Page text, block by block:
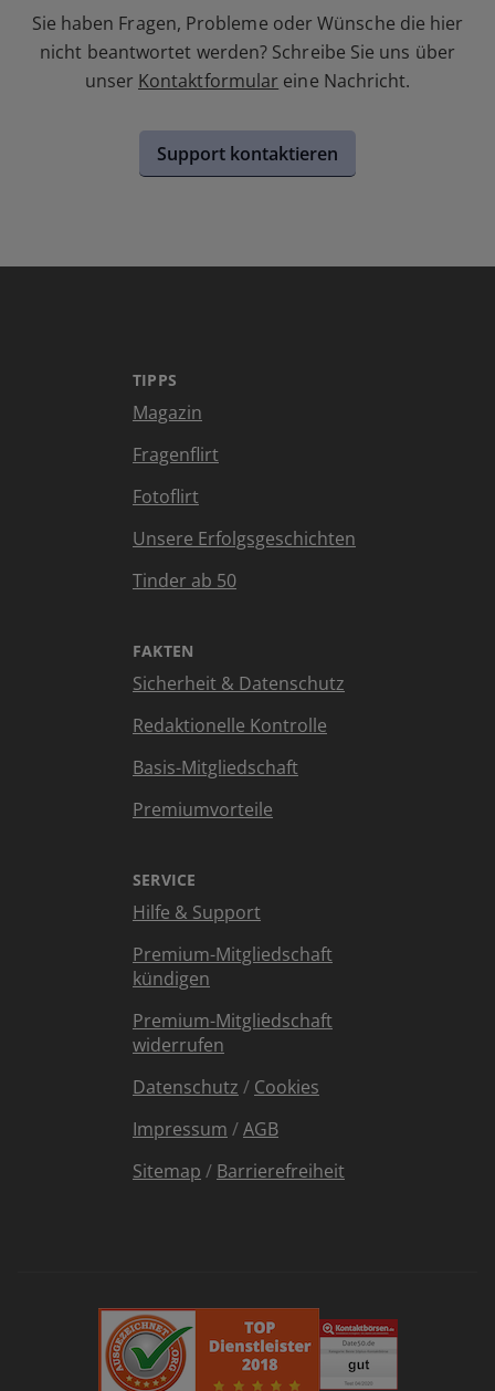
Sie haben Fragen, Probleme oder Wünsche die hier
nicht beantwortet werden? Schreibe Sie uns über
unser Kontaktformular eine Nachricht.
Support kontaktieren
TIPPS
Magazin
Fragenflirt
Fotoflirt
Unsere Erfolgsgeschichten
Tinder ab 50
FAKTEN
Sicherheit & Datenschutz
Redaktionelle Kontrolle
Basis-Mitgliedschaft
Premiumvorteile
SERVICE
Hilfe & Support
Premium-Mitgliedschaft
kündigen
Premium-Mitgliedschaft
widerrufen
Datenschutz / Cookies
Impressum /AGB
Sitemap / Barrierefreiheit